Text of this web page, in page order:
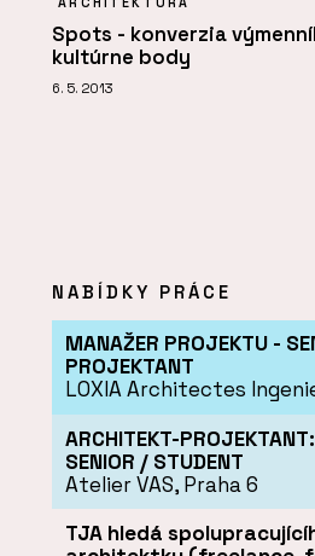
Spots - konverzia
kultúrne body
6. 5. 2013
NABÍDKY PRÁCE
MANAŽER PROJEKTU -
PROJEKTANT
LOXIA Architectes
ARCHITEKT-
SENIOR / STUDENT
Atelier VAS, Praha 6
TJA hledá